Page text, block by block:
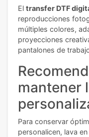
El transfer DTF
reproducciones
múltiples colores,
proyecciones
pantalones de
mantener
Para conservar
personalicen, lava